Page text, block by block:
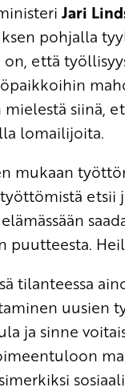
Jari
pohjalla
on, että
siinä,
lomailijoita.
mukaan
etsii
puutteesta.
tilanteessa
uusien
ja sinne